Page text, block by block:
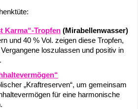
Karma“-Tropfen (Mirabellenwasser)
und 40 % Vol. zeigen diese Tropfen,
loszulassen und positiv in
„Kraftreserven“, um gemeinsam
für eine harmonische